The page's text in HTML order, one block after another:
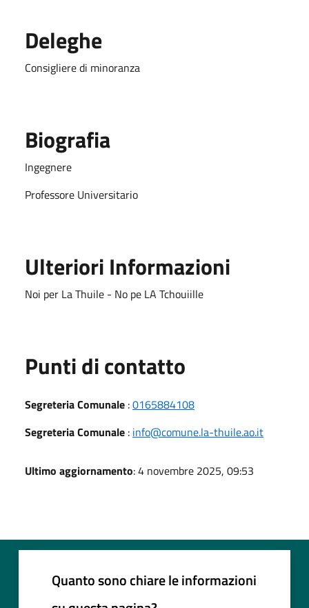
Deleghe
Consigliere di minoranza
Biografia
Ingegnere
Professore Universitario
Ulteriori Informazioni
Noi per La Thuile - No pe LA Tchouiille
Punti di contatto
Segreteria Comunale :0165884108
Segreteria Comunale : info@comune.la-thuile.ao.it
Ultimo aggiornamento: 4 novembre 2025, 09:53
Quanto sono chiare le informazioni